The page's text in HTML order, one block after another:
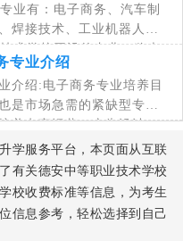
业有：电子商务、汽车制
焊接技术、工业机器人、
术学校开设的专业一览表
技术学校
专业介绍
介绍:电子商务专业培养目
是市场急需的紧缺型专
养电商运营、广告设计
，学生毕
学服务平台，本页面从互联
有关德安中等职业技术学校
校收费标准等信息，为考生
信息参考，轻松选择到自己